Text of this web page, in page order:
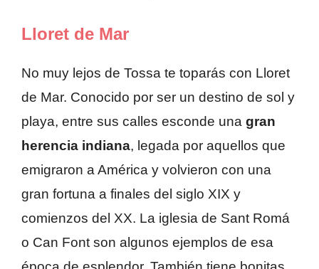
Lloret de Mar
No muy lejos de Tossa te toparás con Lloret
de Mar. Conocido por ser un destino de sol y
playa, entre sus calles esconde una gran
herencia indiana, legada por aquellos que
emigraron a América y volvieron con una
gran fortuna a finales del siglo XIX y
comienzos del XX. La iglesia de Sant Romá
o Can Font son algunos ejemplos de esa